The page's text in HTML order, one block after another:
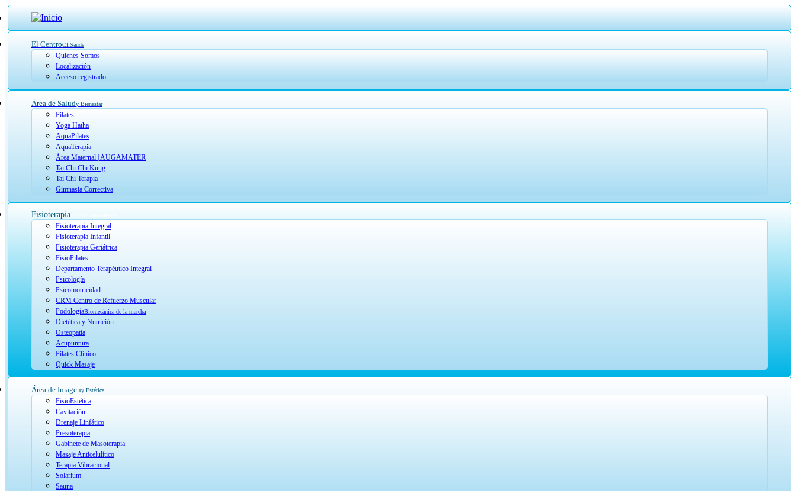
El CentroCliSaude
Quienes Somos
Localización
Acceso registrado
Área de Saludy Bienestar
Pilates
Yoga Hatha
AquaPilates
AquaTerapia
Área Maternal | AUGAMATER
Tai Chi Chi Kung
Tai Chi Terapia
Gimnasia Correctiva
Fisioterapia
Fisioterapia Integral
Fisioterapia Infantil
Fisioterapia Geriátrica
FisioPilates
Departamento Terapéutico Integral
Psicología
Psicomotricidad
CRM Centro de Refuerzo Muscular
PodologíaBiomecánica de la marcha
Dietética y Nutrición
Osteopatía
Acupuntura
Pilates Clínico
Quick Masaje
Área de Imageny Estética
FisioEstética
Cavitación
Drenaje Linfático
Presoterapia
Gabinete de Masoterapia
Masaje Anticelulítico
Terapia Vibracional
Solarium
Sauna